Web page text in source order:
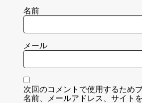
名前
メール
次回のコメントで使用するため
名前、メールアドレス、サイトを